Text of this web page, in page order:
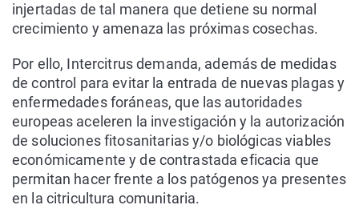
injertadas de tal manera que detiene su normal
crecimiento y amenaza las próximas cosechas.
Por ello, Intercitrus demanda, además de medidas
de control para evitar la entrada de nuevas plagas y
enfermedades foráneas, que las autoridades
europeas aceleren la investigación y la autorización
de soluciones fitosanitarias y/o biológicas viables
económicamente y de contrastada eficacia que
permitan hacer frente a los patógenos ya presentes
en la citricultura comunitaria.